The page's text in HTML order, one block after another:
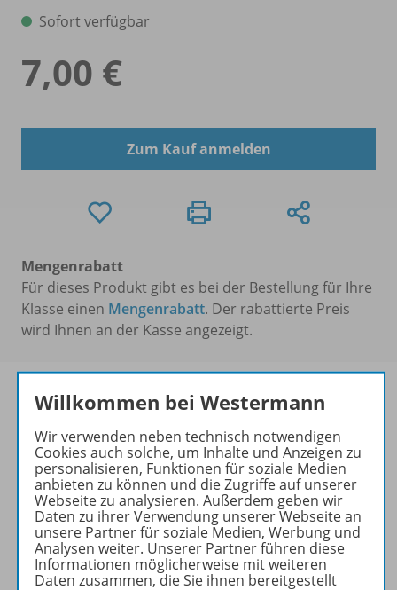
Sofort verfügbar
7,00 €
Zum Kauf anmelden
Mengenrabatt
Für dieses Produkt gibt es bei der Bestellung für Ihre
Klasse einen Mengenrabatt. Der rabattierte Preis
wird Ihnen an der Kasse angezeigt.
Produktinformationen
Lizenzbedingungen
Zugehörige Produkte
Willkommen bei Westermann
Wir verwenden neben technisch notwendigen
Cookies auch solche, um Inhalte und Anzeigen zu
personalisieren, Funktionen für soziale Medien
anbieten zu können und die Zugriffe auf unserer
Webseite zu analysieren. Außerdem geben wir
Daten zu ihrer Verwendung unserer Webseite an
unsere Partner für soziale Medien, Werbung und
Analysen weiter. Unserer Partner führen diese
Informationen möglicherweise mit weiteren
Daten zusammen, die Sie ihnen bereitgestellt